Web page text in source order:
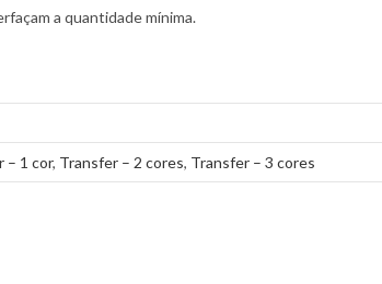
a quantidade mínima.
– 1 cor, Transfer – 2 cores, Transfer – 3 cores